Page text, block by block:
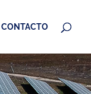
CONTACTO